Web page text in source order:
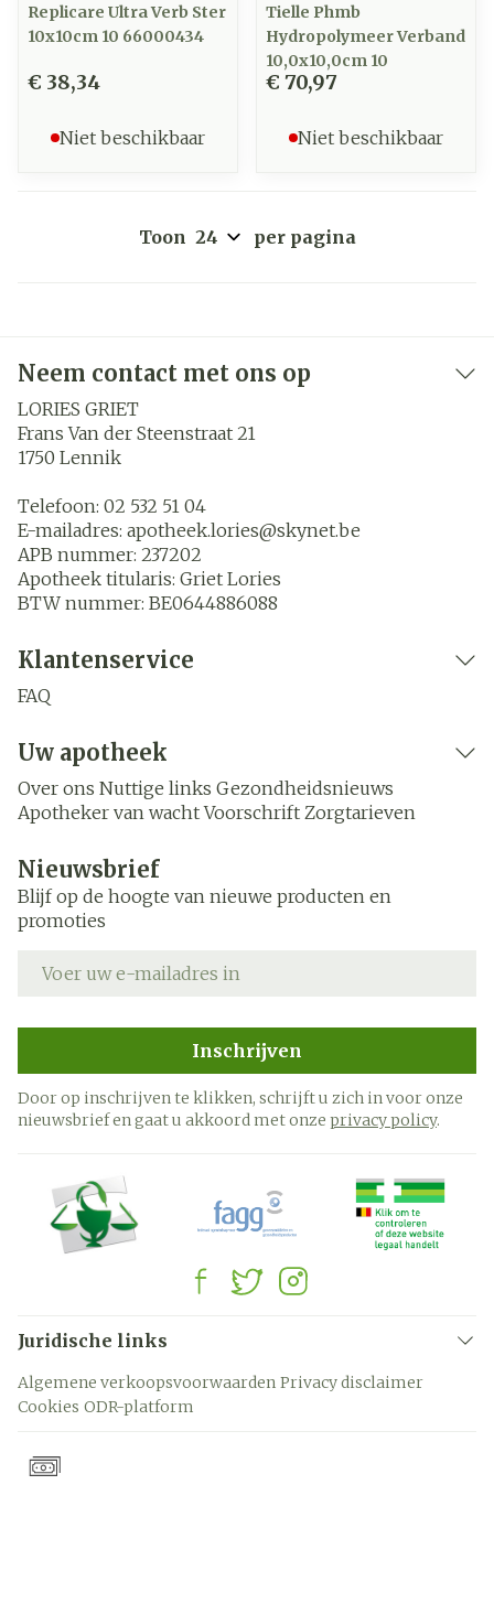
Replicare Ultra Verb Ster
10x10cm 10 66000434
€ 38,34
Niet beschikbaar
Tielle Phmb
Hydropolymeer Verband
10,0x10,0cm 10
€ 70,97
Niet beschikbaar
Toon per pagina
Neem contact met ons op
LORIES GRIET
Frans Van der Steenstraat 21
1750 Lennik
Telefoon: 02 532 51 04
E-mailadres: apotheek.lories@skynet.be
APB nummer: 237202
Apotheek titularis: Griet Lories
BTW nummer: BE0644886088
Klantenservice
FAQ
Uw apotheek
Over ons Nuttige links Gezondheidsnieuws
Apotheker van wacht Voorschrift Zorgtarieven
Nieuwsbrief
Blijf op de hoogte van nieuwe producten en
promoties
Inschrijven
Door op inschrijven te klikken, schrijft u zich in voor onze
nieuwsbrief en gaat u akkoord met onze privacy policy.
Juridische links
Algemene verkoopsvoorwaarden Privacy disclaimer
Cookies ODR-platform